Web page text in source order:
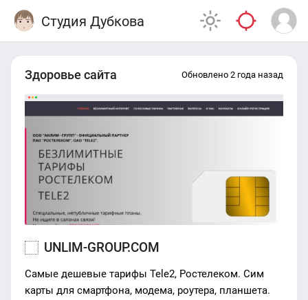
Студия Дубкова
Здоровье сайта Обновлено 2 года назад
UNLIM-GROUP.COM
Самые дешевые тарифы Tele2, Ростелеком. Сим
карты для смартфона, модема, роутера, планшета.